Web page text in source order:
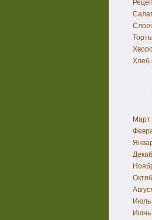
Торты
Хлеб
Март
Июль
Июнь